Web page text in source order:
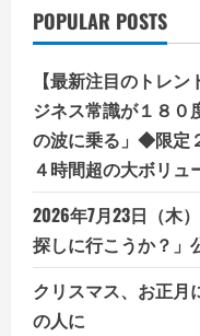
の
高
音
ア
ラ
ー
ム
POPULAR POSTS
【最新注目のトレ
ジネス常識が１８０
の波に乗る」◆限定
４時間超の大ボリ
2026年7月23日（木
探しに行こうか？」
クリスマス、お正月
の人に